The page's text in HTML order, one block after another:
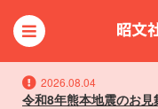
2026.08.04
令和8年熊本地震のお見